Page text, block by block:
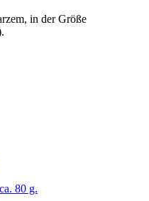
in der Größe